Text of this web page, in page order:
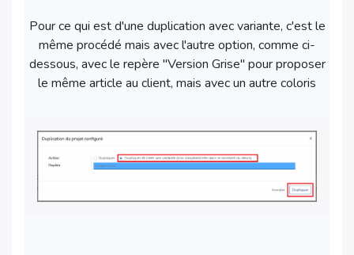
Pour ce qui est d'une duplication avec variante, c'est le
même procédé mais avec l'autre option, comme ci-
dessous, avec le repère "Version Grise" pour proposer
le même article au client, mais avec un autre coloris